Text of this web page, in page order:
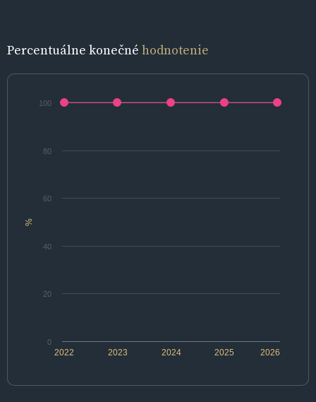
Percentuálne konečné hodnotenie
%
2022 2024 2026
2023 2025
0
20
40
60
80
100